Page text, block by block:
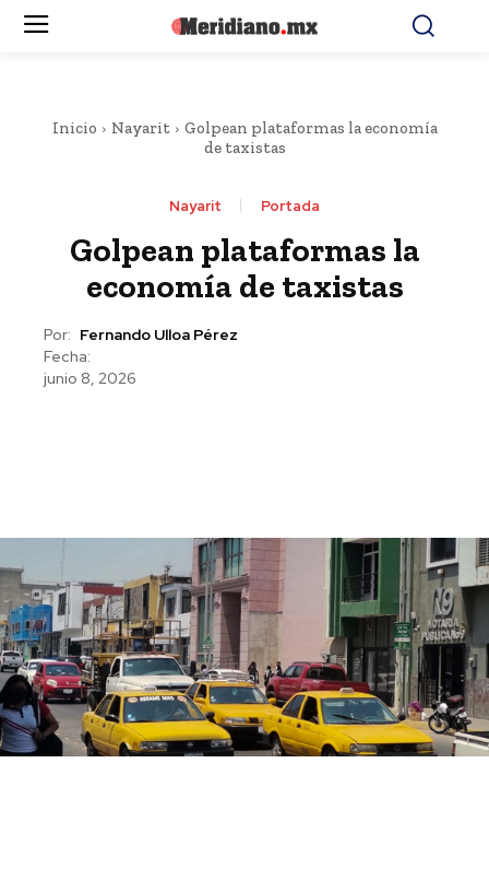
Inicio Nayarit
Golpean plataformas la economía
de taxistas
Nayarit Portada
Golpean plataformas la
economía de taxistas
Por: Fernando Ulloa Pérez
Fecha:
junio 8, 2026